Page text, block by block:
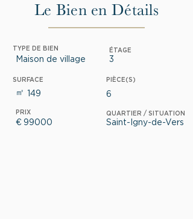
Le Bien en Détails
TYPE DE BIEN
Maison de village
ÉTAGE
3
SURFACE
㎡ 149
PIÈCE(S)
6
PRIX QUARTIER / SITUATION
€ 99000 Saint-Igny-de-Vers